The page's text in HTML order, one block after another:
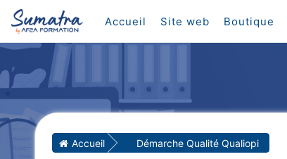
Passer au contenu principal
Accueil
Site web Boutique
Accueil Démarche Qualité Qualiopi